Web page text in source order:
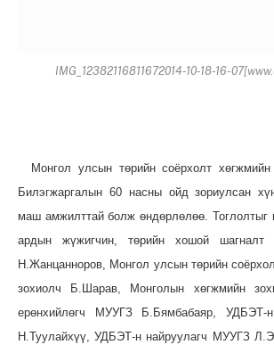
IMG_12382116811672014-10-18-16-
Монгол улсын төрийн соёрхолт хөгжмийн
Билэгжаргалын 60 насны ойд зориулсан
маш амжилттай болж өндөрлөлөө.
ардын жүжигчин, төрийн хошой шагналт
Н.Жанцанноров, Монгол улсын төрийн
зохиолч Б.Шарав, Монголын хөгжмийн
ерөнхийлөгч МУУГЗ Б.Бямбабаяр,
Н.Туулайхүү, УДБЭТ-н найруулагч МУУГЗ